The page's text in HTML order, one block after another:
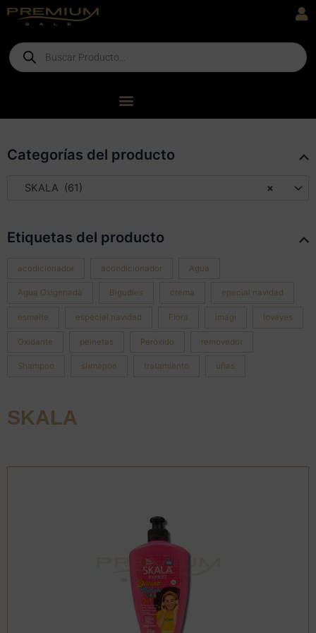
contenido
Products
search
Categorías del producto
×
SKALA (61)
Etiquetas del producto
acodicionador acondicionador Agua
Agua Oxigenada Bigudíes crema epecial navidad
esmalte especial navidad Flora imagi loveyes
Oxidante peinetas Peróxido removedor
Shampoo shmapoo tratamiento uñas
SKALA